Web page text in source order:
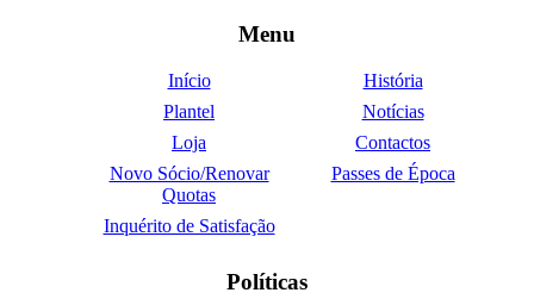
Menu
Início
História
Plantel
Notícias
Loja
Contactos
Novo Sócio/Renovar
Quotas
Passes de Época
Inquérito de Satisfação
Políticas